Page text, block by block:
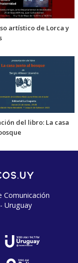
artístico de Lorca y
del libro: La casa
Comunicación
Uruguay